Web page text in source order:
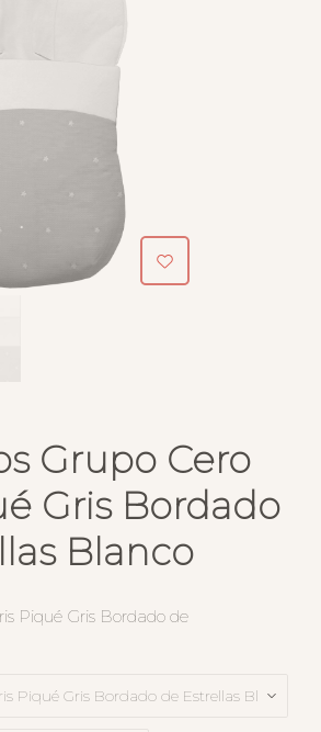
Grupo Cero
Gris Bordado
Blanco
Piqué Gris Bordado de